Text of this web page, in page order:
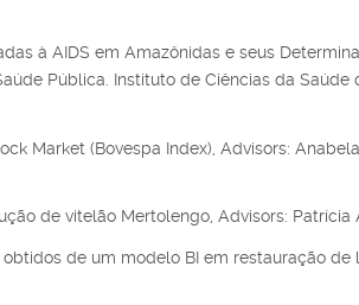
à AIDS em Amazônidas e seus
Pública. Instituto de Ciências da Saúde
Market (Bovespa Index), Advisors:
de vitelão Mertolengo, Advisors: Patrícia
de um modelo BI em restauração de